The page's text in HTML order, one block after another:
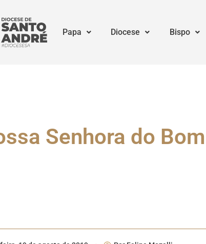
Papa Diocese Bispo
Senhora do